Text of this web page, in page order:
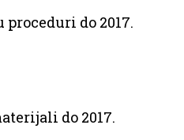
do 2017.
do 2017.